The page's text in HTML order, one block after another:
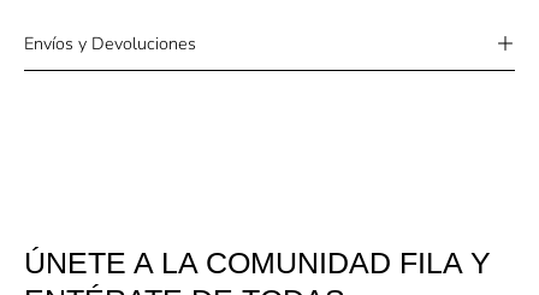
práctica deportiva. Tiene franjas verticales sublimadas en el
frente, sisas con acabado al bies y patch F-Box aplicado en el
Envíos y Devoluciones
ÚNETE A LA COMUNIDAD FILA Y